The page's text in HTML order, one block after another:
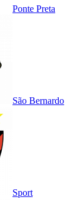
Ponte Preta
São Bernardo
Sport